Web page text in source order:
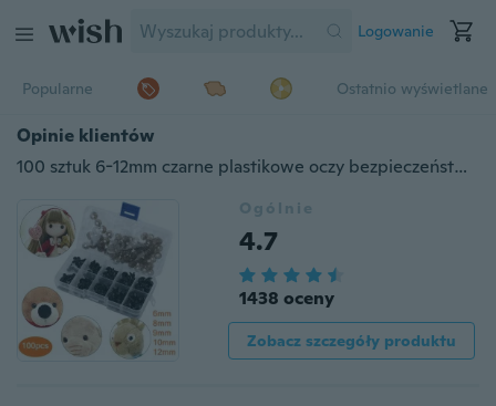
Logowanie
Popularne Ostatnio wyświetlane
Opinie klientów
100 sztuk 6-12mm czarne plastikowe oczy bezpieczeństwa dla niedźwiedzia lalek pluszowa zabawka dla zwierząt
Ogólnie
4.7
1438 oceny
Zobacz szczegóły produktu